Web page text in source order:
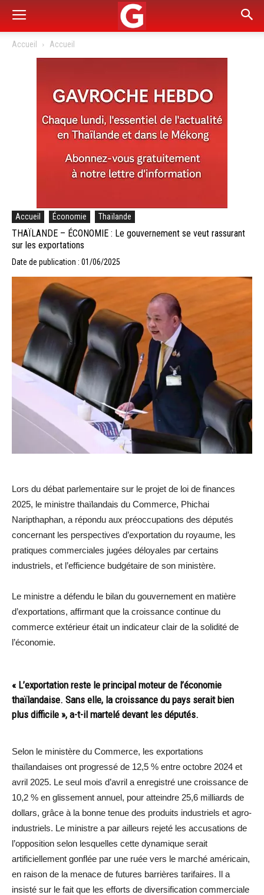
Accueil Accueil
Accueil Économie Thaïlande
THAÏLANDE – ÉCONOMIE : Le gouvernement se veut rassurant
sur les exportations
Date de publication : 01/06/2025
Lors du débat parlementaire sur le projet de loi de finances
2025, le ministre thaïlandais du Commerce, Phichai
Naripthaphan, a répondu aux préoccupations des députés
concernant les perspectives d’exportation du royaume, les
pratiques commerciales jugées déloyales par certains
industriels, et l’efficience budgétaire de son ministère.
Le ministre a défendu le bilan du gouvernement en matière
d’exportations, affirmant que la croissance continue du
commerce extérieur était un indicateur clair de la solidité de
l’économie.
« L’exportation reste le principal moteur de l’économie
thaïlandaise. Sans elle, la croissance du pays serait bien
plus difficile », a-t-il martelé devant les députés.
Selon le ministère du Commerce, les exportations
thaïlandaises ont progressé de 12,5 % entre octobre 2024 et
avril 2025. Le seul mois d’avril a enregistré une croissance de
10,2 % en glissement annuel, pour atteindre 25,6 milliards de
dollars, grâce à la bonne tenue des produits industriels et agro-
industriels. Le ministre a par ailleurs rejeté les accusations de
l’opposition selon lesquelles cette dynamique serait
artificiellement gonflée par une ruée vers le marché américain,
en raison de la menace de futures barrières tarifaires. Il a
insisté sur le fait que les efforts de diversification commerciale